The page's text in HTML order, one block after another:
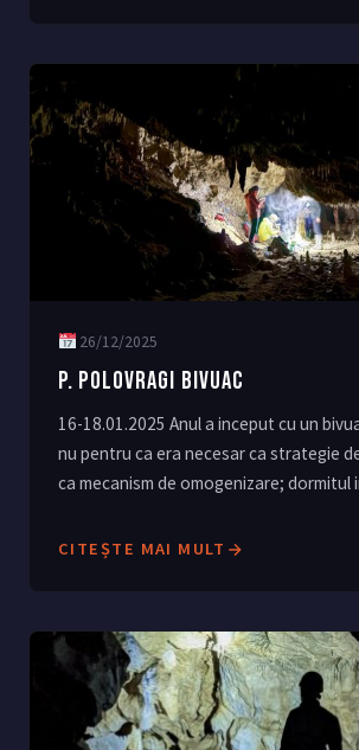
26/12/2025
P. POLOVRAGI BIVUAC
16-18.01.2025 Anul a inceput cu un
nu pentru ca era necesar ca strategie
ca mecanism de omogenizare; dormitul
CITEȘTE MAI MULT